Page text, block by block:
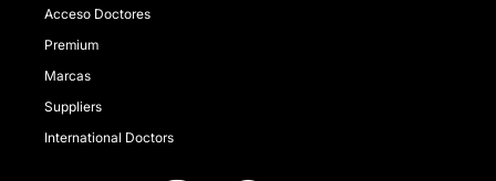
Acceso Doctores
Premium
Marcas
Suppliers
International Doctors